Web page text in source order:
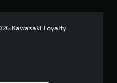
Kawasaki Loyalty